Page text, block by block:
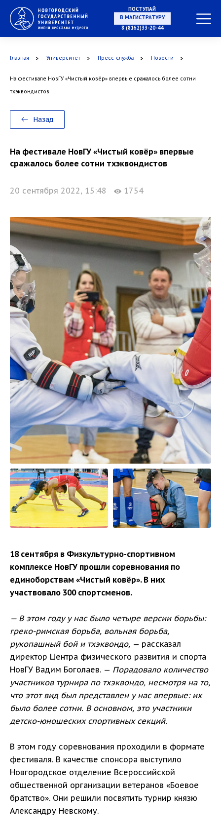
ПОСТУПАЙ
НА СПЕЦИАЛИТЕТ
В МАГИСТРАТУРУ
8 (8162)33-20-44
Главная Университет Пресс-служба Новости
На фестивале НовГУ «Чистый ковёр» впервые сражалось более сотни
тхэквондистов
Назад
На фестивале НовГУ «Чистый ковёр» впервые
сражалось более сотни тхэквондистов
20 сентября 2022, 15:48 1754
18 сентября в Физкультурно-спортивном
комплексе НовГУ прошли соревнования по
единоборствам «Чистый ковёр». В них
участвовало 300 спортсменов.
— В этом году у нас было четыре версии борьбы:
греко-римская борьба, вольная борьба,
рукопашный бой и тхэквондо, — рассказал
директор Центра физического развития и спорта
НовГУ Вадим Боголаев. — Порадовало количество
участников турнира по тхэквондо, несмотря на то,
что этот вид был представлен у нас впервые: их
было более сотни. В основном, это участники
детско-юношеских спортивных секций.
В этом году соревнования проходили в формате
фестиваля. В качестве спонсора выступило
Новгородское отделение Всероссийской
общественной организации ветеранов «Боевое
братство». Они решили посвятить турнир князю
Александру Невскому.